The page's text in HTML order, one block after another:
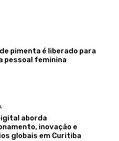
pimenta é liberado para
pessoal feminina
aborda
inovação e
globais em Curitiba